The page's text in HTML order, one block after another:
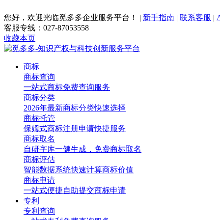
您好，欢迎光临觅多多企业服务平台！ | 新手指南 | 联系客服 |
客服专线：027-87053558
收藏本页
商标
商标查询
一站式商标免费查询服务
商标分类
2026年最新商标分类快速选择
商标托管
保姆式商标注册申请快捷服务
商标取名
自研字库一健生成，免费商标取名
商标评估
智能数据系统快速计算商标价值
商标申请
一站式便捷自助提交商标申请
专利
专利查询